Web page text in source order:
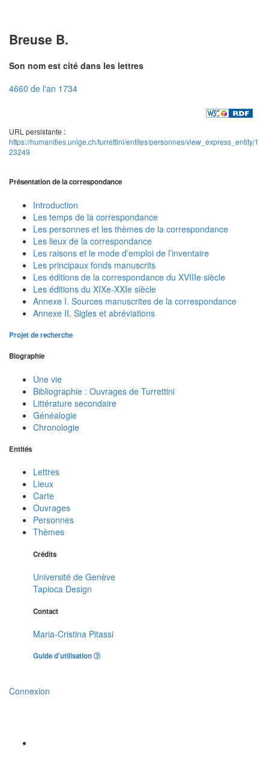
Breuse B.
Son nom est cité dans les lettres
4660 de l'an 1734
URL persistante :
https://humanities.unige.ch/turrettini/entites/personnes/view_express_entity/1
23249
Présentation de la correspondance
Introduction
Les temps de la correspondance
Les personnes et les thèmes de la correspondance
Les lieux de la correspondance
Les raisons et le mode d’emploi de l’inventaire
Les principaux fonds manuscrits
Les éditions de la correspondance du XVIIIe siècle
Les éditions du XIXe-XXIe siècle
Annexe I. Sources manuscrites de la correspondance
Annexe II. Sigles et abréviations
Projet de recherche
Biographie
Une vie
Bibliographie : Ouvrages de Turrettini
Littérature secondaire
Généalogie
Chronologie
Entités
Lettres
Lieux
Carte
Ouvrages
Personnes
Thèmes
Crédits
Université de Genève
Tapioca Design
Contact
Maria-Cristina Pitassi
Guide d'utilisation
Connexion